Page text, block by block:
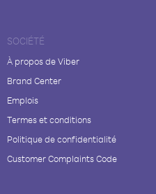
SOCIÉTÉ
À propos de Viber
Brand Center
Emplois
Termes et conditions
Politique de confidentialité
Customer Complaints Code